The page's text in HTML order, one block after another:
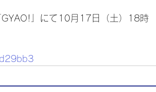
GYAO!」にて10月17日（土）18時